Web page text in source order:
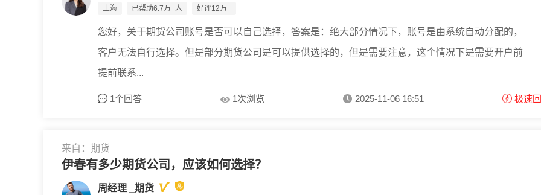
上海 已帮助6.7万+人 好评12万+
您好，关于期货公司账号是否可以自己选择，答案是：绝大部分情况下，账号是由系统自动分配的，
客户无法自行选择。但是部分期货公司是可以提供选择的，但是需要注意，这个情况下是需要开户前
提前联系...
1个回答 1次浏览 2025-11-06 16:51 极速
来自：期货
伊春有多少期货公司，应该如何选择？
周经理 _期货